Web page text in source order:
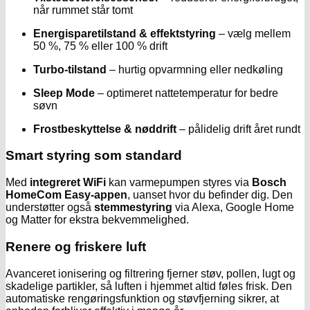
når rummet står tomt
Energisparetilstand & effektstyring – vælg mellem
50 %, 75 % eller 100 % drift
Turbo-tilstand – hurtig opvarmning eller nedkøling
Sleep Mode – optimeret nattetemperatur for bedre
søvn
Frostbeskyttelse & nøddrift – pålidelig drift året rundt
Smart styring som standard
Med integreret WiFi kan varmepumpen styres via Bosch
HomeCom Easy-appen, uanset hvor du befinder dig. Den
understøtter også stemmestyring via Alexa, Google Home
og Matter for ekstra bekvemmelighed.
Renere og friskere luft
Avanceret ionisering og filtrering fjerner støv, pollen, lugt og
skadelige partikler, så luften i hjemmet altid føles frisk. Den
automatiske rengøringsfunktion og støvfjerning sikrer, at